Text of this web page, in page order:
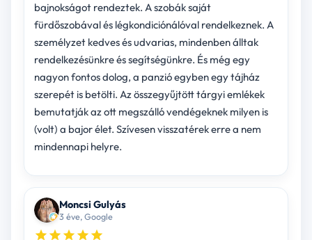
bajnokságot rendeztek. A szobák saját
fürdőszobával és légkondiciónálóval rendelkeznek. A
személyzet kedves és udvarias, mindenben álltak
rendelkezésünkre és segítségünkre. És még egy
nagyon fontos dolog, a panzió egyben egy tájház
szerepét is betölti. Az összegyűjtött tárgyi emlékek
bemutatják az ott megszálló vendégeknek milyen is
(volt) a bajor élet. Szívesen visszatérek erre a nem
mindennapi helyre.
Moncsi Gulyás
3 éve, Google